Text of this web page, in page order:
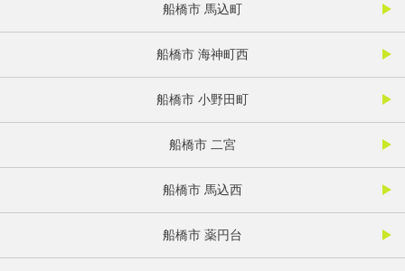
船橋市 馬込町
船橋市 海神町西
船橋市 小野田町
船橋市 二宮
船橋市 馬込西
船橋市 薬円台